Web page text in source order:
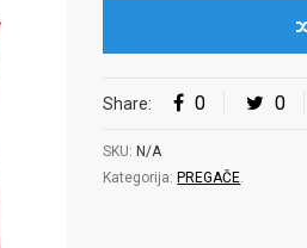
Share: 0 0
SKU: N/A
Kategorija: PREGAČE.